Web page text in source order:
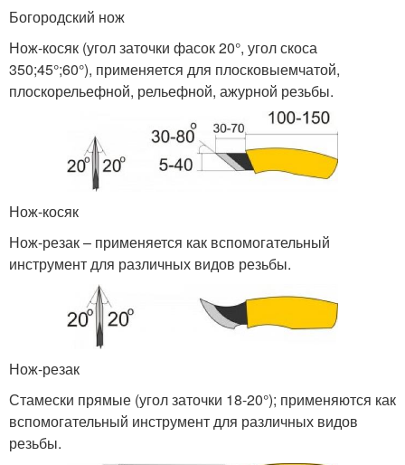
Богородский нож
Нож-косяк (угол заточки фасок 20°, угол скоса
350;45°;60°), применяется для плосковыемчатой,
плоскорельефной, рельефной, ажурной резьбы.
Нож-косяк
Нож-резак – применяется как вспомогательный
инструмент для различных видов резьбы.
Нож-резак
Стамески прямые (угол заточки 18-20°); применяются как
вспомогательный инструмент для различных видов
резьбы.